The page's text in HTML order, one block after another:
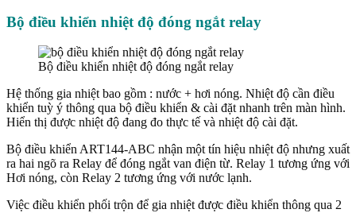
Bộ điều khiển nhiệt độ đóng ngắt relay
Bộ điều khiển nhiệt độ đóng ngắt relay
Hệ thống gia nhiệt bao gồm : nước + hơi nóng. Nhiệt độ cần điều
khiển tuỳ ý thông qua bộ điều khiển & cài đặt nhanh trên màn hình.
Hiển thị được nhiệt độ đang đo thực tế và nhiệt độ cài đặt.
Bộ điều khiển ART144-ABC nhận một tín hiệu nhiệt độ nhưng xuất
ra hai ngõ ra Relay để đóng ngắt van điện từ. Relay 1 tương ứng với
Hơi nóng, còn Relay 2 tương ứng với nước lạnh.
Việc điều khiển phối trộn để gia nhiệt được điều khiển thông qua 2